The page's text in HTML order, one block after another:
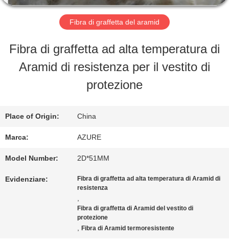
CIRCA
GIRO
FABBRICA
DI
CONTATTICI
Fibra di graffetta del aramid
Fibra di graffetta ad alta temperatura di
Aramid di resistenza per il vestito di
protezione
Place of Origin: China
Marca: AZURE
Model Number: 2D*51MM
Evidenziare:
Fibra di graffetta ad alta temperatura di Aramid di
resistenza
,
Fibra di graffetta di Aramid del vestito di
protezione
,Fibra di Aramid termoresistente